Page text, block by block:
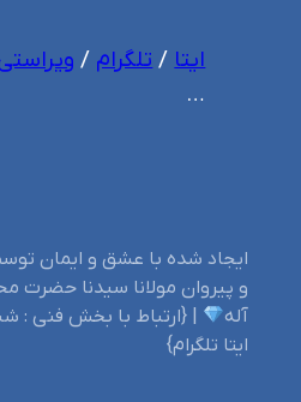
ایتا/تلگرام /
…
ایجاد شده با عشق و ایمان
و پیروان مولانا سیدنا حضرت
آله
ایتا تلگرام}